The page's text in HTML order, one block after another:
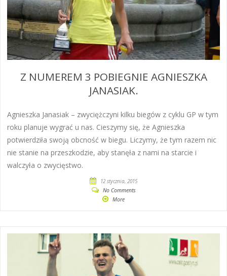
Z NUMEREM 3 POBIEGNIE AGNIESZKA
JANASIAK.
Agnieszka Janasiak – zwyciężczyni kilku biegów z cyklu GP w tym
roku planuje wygrać u nas. Cieszymy się, że Agnieszka
potwierdziła swoją obcność w biegu. Liczymy, że tym razem nic
nie stanie na przeszkodzie, aby stanęła z nami na starcie i
walczyła o zwycięstwo.
12 stycznia, 2015
No Comments
More